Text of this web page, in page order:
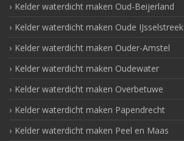
Kelder waterdicht maken Oud-Beijerland
Kelder waterdicht maken Oude IJsselstreek
Kelder waterdicht maken Ouder-Amstel
Kelder waterdicht maken Oudewater
Kelder waterdicht maken Overbetuwe
Kelder waterdicht maken Papendrecht
Kelder waterdicht maken Peel en Maas